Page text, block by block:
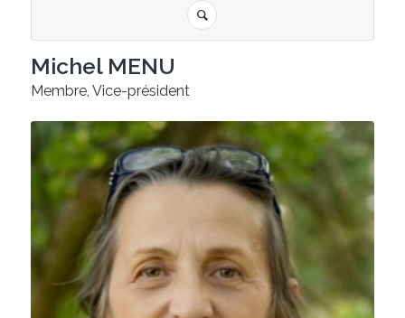
Michel MENU
Membre, Vice-président